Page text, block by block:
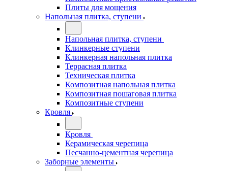
Плиты для мощения
Напольная плитка, ступени
Напольная плитка, ступени
Клинкерные ступени
Клинкерная напольная плитка
Террасная плитка
Техническая плитка
Композитная напольная плитка
Композитная пошаговая плитка
Композитные ступени
Кровля
Кровля
Керамическая черепица
Песчанно-цементная черепица
Заборные элементы